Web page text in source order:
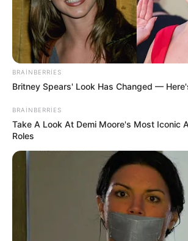
açıqlandı
06 Avqust 2026, 10:35
BRAINBERRIES
Britney Spears' Look Has Changed —
BRAINBERRIES
Take A Look At Demi Moore's Most Iconic
Roles